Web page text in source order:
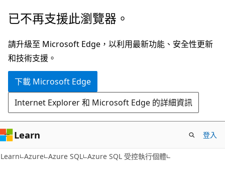
跳
主
要
內
已不再支援此瀏覽器。
請升級至 Microsoft Edge，以利用最新功能、安全性更新
和技術支援。
下載 Microsoft Edge
Internet Explorer 和 Microsoft Edge 的詳細資訊
Learn 登入
Learn Azure Azure SQL Azure SQL 受控執行個體